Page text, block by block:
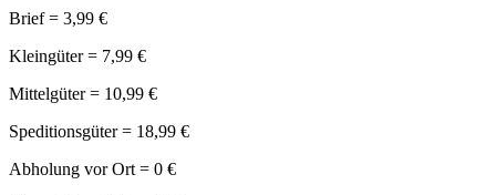
Brief = 3,99 €
Kleingüter = 7,99 €
Mittelgüter = 10,99 €
Speditionsgüter = 18,99 €
Abholung vor Ort = 0 €